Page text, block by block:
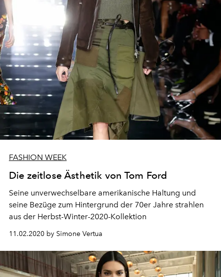
FASHION WEEK
Die zeitlose Ästhetik von Tom Ford
Seine unverwechselbare amerikanische Haltung und
seine Bezüge zum Hintergrund der 70er Jahre strahlen
aus der Herbst-Winter-2020-Kollektion
11.02.2020 by Simone Vertua